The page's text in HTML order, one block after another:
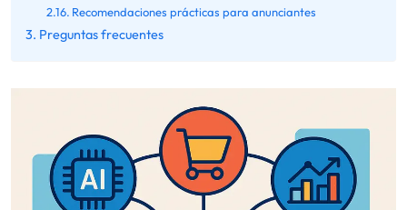
Recomendaciones prácticas para anunciantes
Preguntas frecuentes